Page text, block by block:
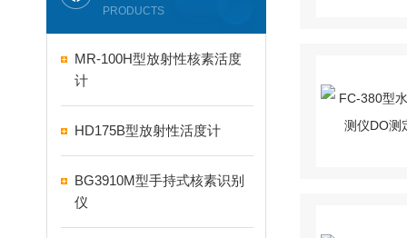
PRODUCTS
MR-100H型放射性核素活度
计
HD175B型放射性活度计
BG3910M型手持式核素识别
仪